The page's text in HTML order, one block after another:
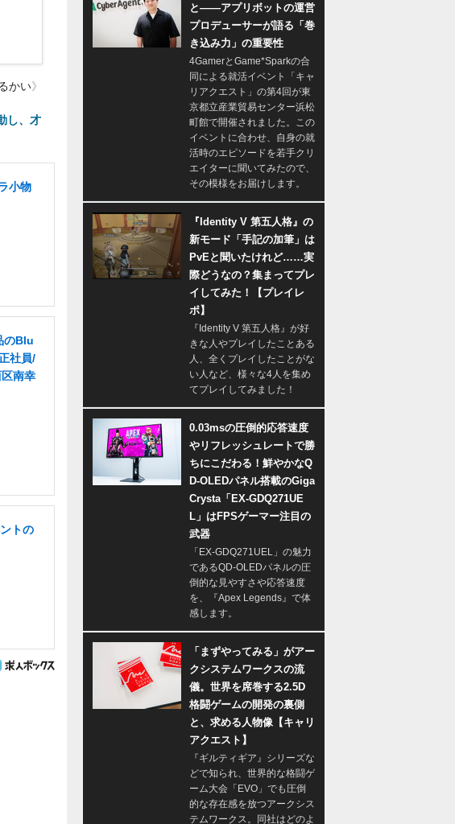
かい》
し、才
小物
のBlu
社員/
南幸
トの
と――アプリボットの運営
プロデューサーが語る「巻
き込み力」の重要性
4GamerとGame*Sparkの合
同による就活イベント「キャ
リアクエスト」の第4回が東
京都立産業貿易センター浜松
町館で開催されました。この
イベントに合わせ、自身の就
活時のエピソードを若手クリ
エイターに聞いてみたので、
その模様をお届けします。
『Identity V 第五人格』の
新モード「手記の加筆」は
PvEと聞いたけれど……実
際どうなの？集まってプレ
イしてみた！【プレイレ
ポ】
『Identity V 第五人格』が好
きな人やプレイしたことある
人、全くプレイしたことがな
い人など、様々な4人を集め
てプレイしてみました！
0.03msの圧倒的応答速度
やリフレッシュレートで勝
ちにこだわる！鮮やかなQ
D-OLEDパネル搭載のGiga
Crysta「EX-GDQ271UE
L」はFPSゲーマー注目の
武器
「EX-GDQ271UEL」の魅力
であるQD-OLEDパネルの圧
倒的な見やすさや応答速度
を、『Apex Legends』で体
感します。
「まずやってみる」がアー
クシステムワークスの流
儀。世界を席巻する2.5D
格闘ゲームの開発の裏側
と、求める人物像【キャリ
アクエスト】
『ギルティギア』シリーズな
どで知られ、世界的な格闘ゲ
ーム大会「EVO」でも圧倒
的な存在感を放つアークシス
テムワークス。同社はどのよ